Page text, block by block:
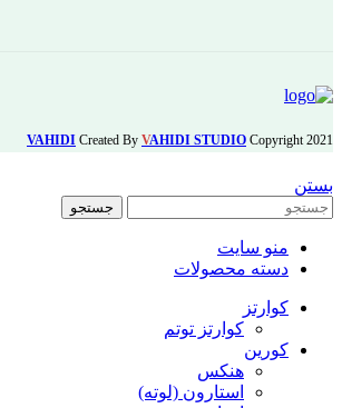
VAHIDI Created By VAHIDI STUDIO Copyright2021
بستن
جستجو
منو سایت
دسته محصولات
کوارتز
کوارتز توتم
کورین
هنکس
استارون (لوته)